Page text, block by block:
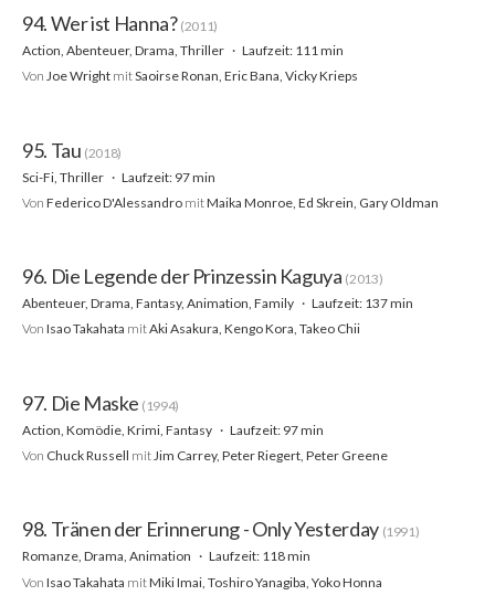
94. Wer ist Hanna? (2011)
Action, Abenteuer, Drama, Thriller
Laufzeit: 111 min
Von Joe Wright mitSaoirse Ronan, Eric Bana, Vicky Krieps
95. Tau (2018)
Sci-Fi, Thriller
Laufzeit: 97 min
Von Federico D'Alessandro mitMaika Monroe, Ed Skrein, Gary Oldman
96. Die Legende der Prinzessin Kaguya (2013)
Abenteuer, Drama, Fantasy, Animation, Family
Laufzeit: 137 min
Von Isao Takahata mitAki Asakura, Kengo Kora, Takeo Chii
97. Die Maske (1994)
Action, Komödie, Krimi, Fantasy
Laufzeit: 97 min
Von Chuck Russell mitJim Carrey, Peter Riegert, Peter Greene
98. Tränen der Erinnerung - Only Yesterday (1991)
Romanze, Drama, Animation
Laufzeit: 118 min
Von Isao Takahata mitMiki Imai, Toshiro Yanagiba, Yoko Honna